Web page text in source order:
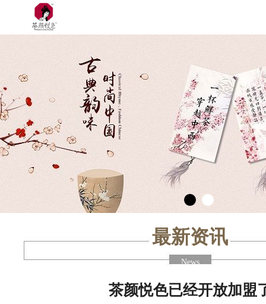
最新资讯
News
茶颜悦色已经开放加盟